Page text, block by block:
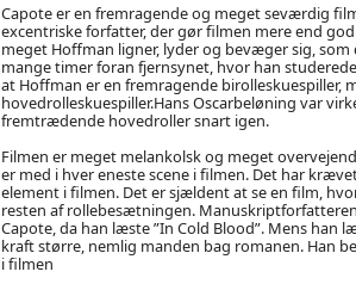
Capote er en fremragende og meget seværdig
excentriske forfatter, der gør filmen mere end
meget Hoffman ligner, lyder og bevæger sig,
mange timer foran fjernsynet, hvor han
at Hoffman er en fremragende birolleskuespiller,
hovedrolleskuespiller.Hans Oscarbeløning var
fremtrædende hovedroller snart igen.
Filmen er meget melankolsk og meget
er med i hver eneste scene i filmen. Det har
element i filmen. Det er sjældent at se en film,
resten af rollebesætningen.
Capote, da han læste ”In Cold Blood”. Mens
kraft større, nemlig manden bag romanen. Han
i filmen